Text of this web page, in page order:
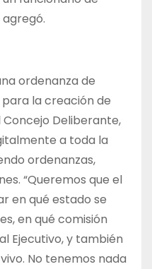
ordenanza de
la creación de
Deliberante,
a toda la
ordenanzas,
“Queremos que el
en qué estado se
en qué comisión
Ejecutivo, y también
No tenemos nada